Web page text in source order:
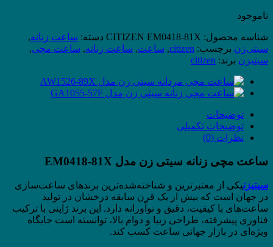
ناموجود
شناسه محصول: CITIZEN EM0418-81X دسته: ساعت زنانه,
سیتی‌زن برچسب: citizen
, ساعت, ساعت زنانه, ساعت مچی,
سیتیزن برند: citizen
توضیحات
توضیحات تکمیلی
نظرات (0)
ساعت مچی زنانه سیتی زن مدل EM0418-81X
سیتیزنیکی از معتبرترین و شناخته‌شده‌ترین برندهای ساعت‌سازی
در جهان است که بیش از یک قرن سابقه درخشان در تولید
ساعت‌های با کیفیت، دقیق و نوآورانه دارد. این برند ژاپنی با ترکیب
فناوری پیشرفته، طراحی زیبا و دوام بالا، توانسته است جایگاه
ویژه‌ای در بازار جهانی ساعت کسب کند.